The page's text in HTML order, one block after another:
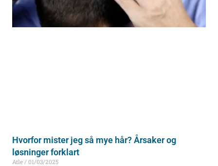
Hvorfor mister jeg så mye hår? Årsaker og
løsninger forklart
Atle 01/03/2025